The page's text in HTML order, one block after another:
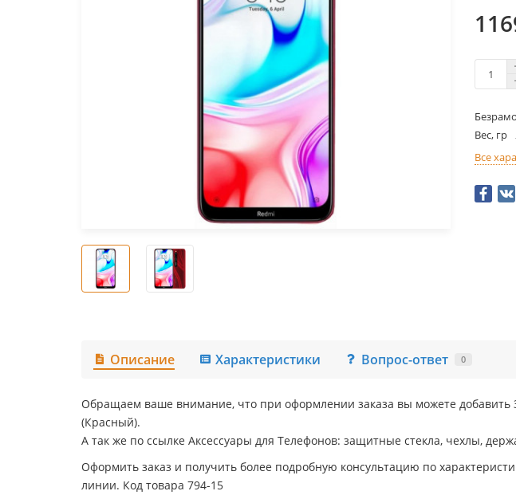
Вес, гр
Все
Описание Характеристики Вопрос-ответ 0
Обращаем ваше внимание, что при оформлении заказа вы можете
(Красный).
А так же по ссылке Аксессуары для Телефонов: защитные стекла, чехлы,
Оформить заказ и получить более подробную консультацию по
линии. Код товара 794-15